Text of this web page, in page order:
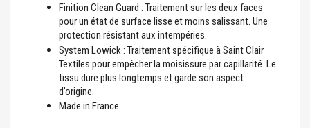
Finition Clean Guard : Traitement sur les deux faces
pour un état de surface lisse et moins salissant. Une
protection résistant aux intempéries.
System Lowick : Traitement spécifique à Saint Clair
Textiles pour empêcher la moisissure par capillarité. Le
tissu dure plus longtemps et garde son aspect
d’origine.
Made in France